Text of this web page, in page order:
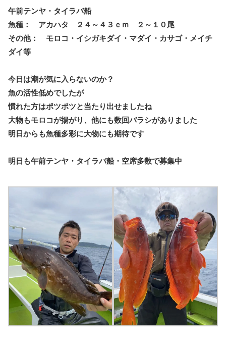
午前テンヤ・タイラバ船
魚種： アカハタ ２４～４３ｃｍ ２～１０尾
その他： モロコ・イシガキダイ・マダイ・カサゴ・メイチ
ダイ等
今日は潮が気に入らないのか？
魚の活性低めでしたが
慣れた方はポツポツと当たり出せましたね
大物もモロコが揚がり、他にも数回バラシがありました
明日からも魚種多彩に大物にも期待です
明日も午前テンヤ・タイラバ船・空席多数で募集中